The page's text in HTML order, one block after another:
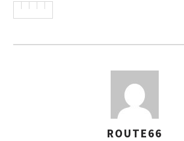
ROUTE66